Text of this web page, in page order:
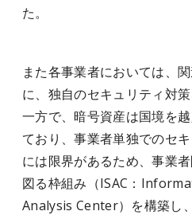
た。
また各事業者においては、
に、独自のセキュリティ対
一方で、暗号資産は国境を
ており、事業者単独でのセ
には限界があるため、事業
図る枠組み（ISAC：
Analysis Center）を構築し